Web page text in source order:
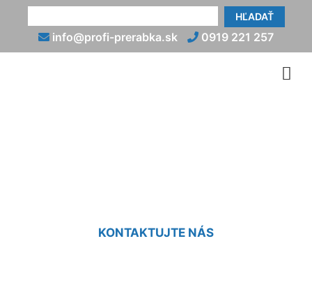
HĽADAŤ
info@profi-prerabka.sk 0919 221 257
KONTAKTUJTE NÁS